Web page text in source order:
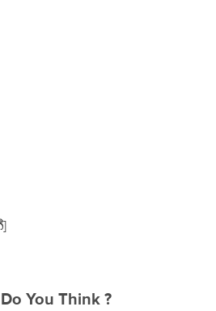
]
You Think ?